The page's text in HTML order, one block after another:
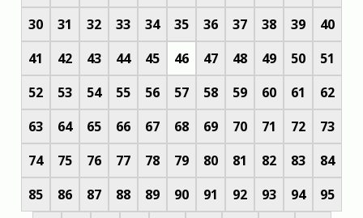
30
31 32 33 34 35 36 37 38 39
40
41
42 43 44 45 46 47 48 49 50
51
52
53 54 55 56 57 58 59 60 61
62
63
64 65 66 67 68 69 70 71 72
73
74
75 76 77 78 79 80 81 82 83
84
85
86 87 88 89 90 91 92 93 94 95